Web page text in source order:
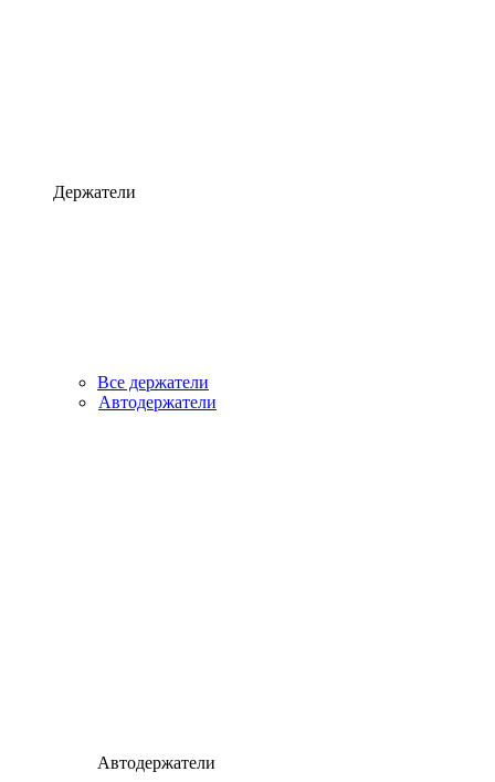
Держатели
Все держатели
Автодержатели
Автодержатели